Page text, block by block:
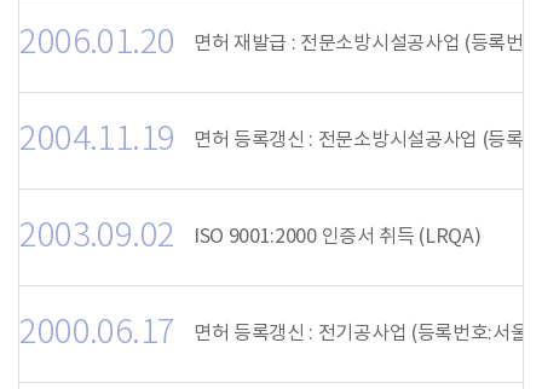
2006.01.20 면허 재발급 : 전문소방시설공사업 (등록번
2004.11.19 면허 등록갱신 : 전문소방시설공사업 (등록
2003.09.02 ISO 9001:2000 인증서 취득 (LRQA)
2000.06.17 면허 등록갱신 : 전기공사업 (등록번호:서울